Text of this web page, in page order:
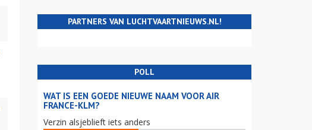
PARTNERS VAN LUCHTVAARTNIEUWS.NL!
POLL
WAT IS EEN GOEDE NIEUWE NAAM VOOR AIR
FRANCE-KLM?
Verzin alsjeblieft iets anders